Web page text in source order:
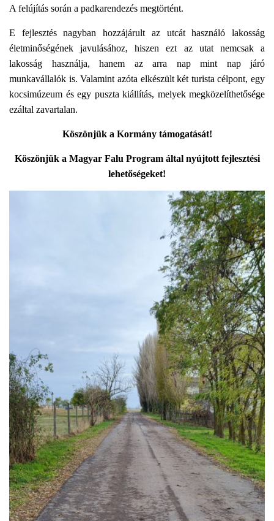
A felújítás során a padkarendezés megtörtént.
E fejlesztés nagyban hozzájárult az utcát használó lakosság
életminőségének javulásához, hiszen ezt az utat nemcsak a
lakosság használja, hanem az arra nap mint nap járó
munkavállalók is. Valamint azóta elkészült két turista célpont, egy
kocsimúzeum és egy puszta kiállítás, melyek megközelíthetősége
ezáltal zavartalan.
Köszönjük a Kormány támogatását!
Köszönjük a Magyar Falu Program által nyújtott fejlesztési
lehetőségeket!